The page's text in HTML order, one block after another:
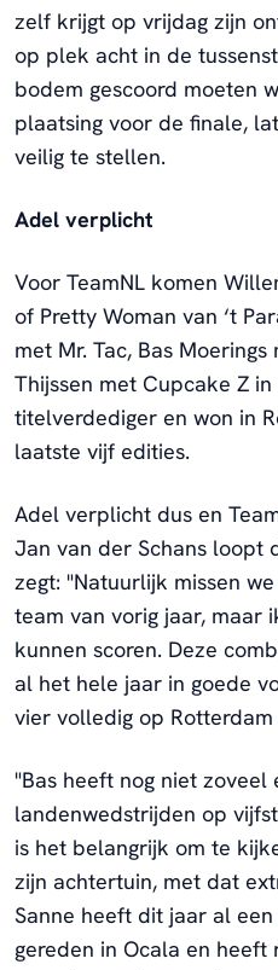
zelf krijgt op vrijdag zijn
op plek acht in de
bodem gescoord moeten
plaatsing voor de finale,
veilig te stellen.
Adel verplicht
Voor TeamNL komen
of Pretty Woman van ‘t
met Mr. Tac, Bas
Thijssen met Cupcake Z
titelverdediger en won in
laatste vijf edities.
Adel verplicht dus en
Jan van der Schans loopt
zegt: "Natuurlijk missen
team van vorig jaar, maar
kunnen scoren. Deze
al het hele jaar in goede
vier volledig op Rotterdam
"Bas heeft nog niet zoveel
landenwedstrijden op
is het belangrijk om te
zijn achtertuin, met dat
Sanne heeft dit jaar al
gereden in Ocala en